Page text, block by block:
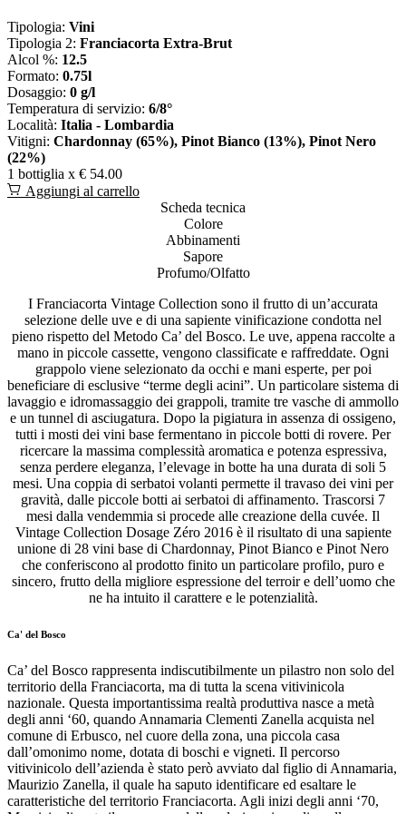
Tipologia: Vini
Tipologia 2: Franciacorta Extra-Brut
Alcol %: 12.5
Formato: 0.75l
Dosaggio: 0 g/l
Temperatura di servizio: 6/8°
Località: Italia - Lombardia
Vitigni: Chardonnay (65%), Pinot Bianco (13%), Pinot Nero
(22%)
1 bottiglia x € 54.00
Aggiungi al carrello
Scheda tecnica
Colore
Abbinamenti
Sapore
Profumo/Olfatto
I Franciacorta Vintage Collection sono il frutto di un’accurata
selezione delle uve e di una sapiente vinificazione condotta nel
pieno rispetto del Metodo Ca’ del Bosco. Le uve, appena raccolte a
mano in piccole cassette, vengono classificate e raffreddate. Ogni
grappolo viene selezionato da occhi e mani esperte, per poi
beneficiare di esclusive “terme degli acini”. Un particolare sistema di
lavaggio e idromassaggio dei grappoli, tramite tre vasche di ammollo
e un tunnel di asciugatura. Dopo la pigiatura in assenza di ossigeno,
tutti i mosti dei vini base fermentano in piccole botti di rovere. Per
ricercare la massima complessità aromatica e potenza espressiva,
senza perdere eleganza, l’elevage in botte ha una durata di soli 5
mesi. Una coppia di serbatoi volanti permette il travaso dei vini per
gravità, dalle piccole botti ai serbatoi di affinamento. Trascorsi 7
mesi dalla vendemmia si procede alle creazione della cuvée. Il
Vintage Collection Dosage Zéro 2016 è il risultato di una sapiente
unione di 28 vini base di Chardonnay, Pinot Bianco e Pinot Nero
che conferiscono al prodotto finito un particolare profilo, puro e
sincero, frutto della migliore espressione del terroir e dell’uomo che
ne ha intuito il carattere e le potenzialità.
Ca' del Bosco
Ca’ del Bosco rappresenta indiscutibilmente un pilastro non solo del
territorio della Franciacorta, ma di tutta la scena vitivinicola
nazionale. Questa importantissima realtà produttiva nasce a metà
degli anni ‘60, quando Annamaria Clementi Zanella acquista nel
comune di Erbusco, nel cuore della zona, una piccola casa
dall’omonimo nome, dotata di boschi e vigneti. Il percorso
vitivinicolo dell’azienda è stato però avviato dal figlio di Annamaria,
Maurizio Zanella, il quale ha saputo identificare ed esaltare le
caratteristiche del territorio Franciacorta. Agli inizi degli anni ‘70,